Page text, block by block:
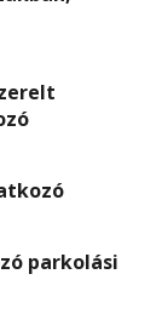
parkolási